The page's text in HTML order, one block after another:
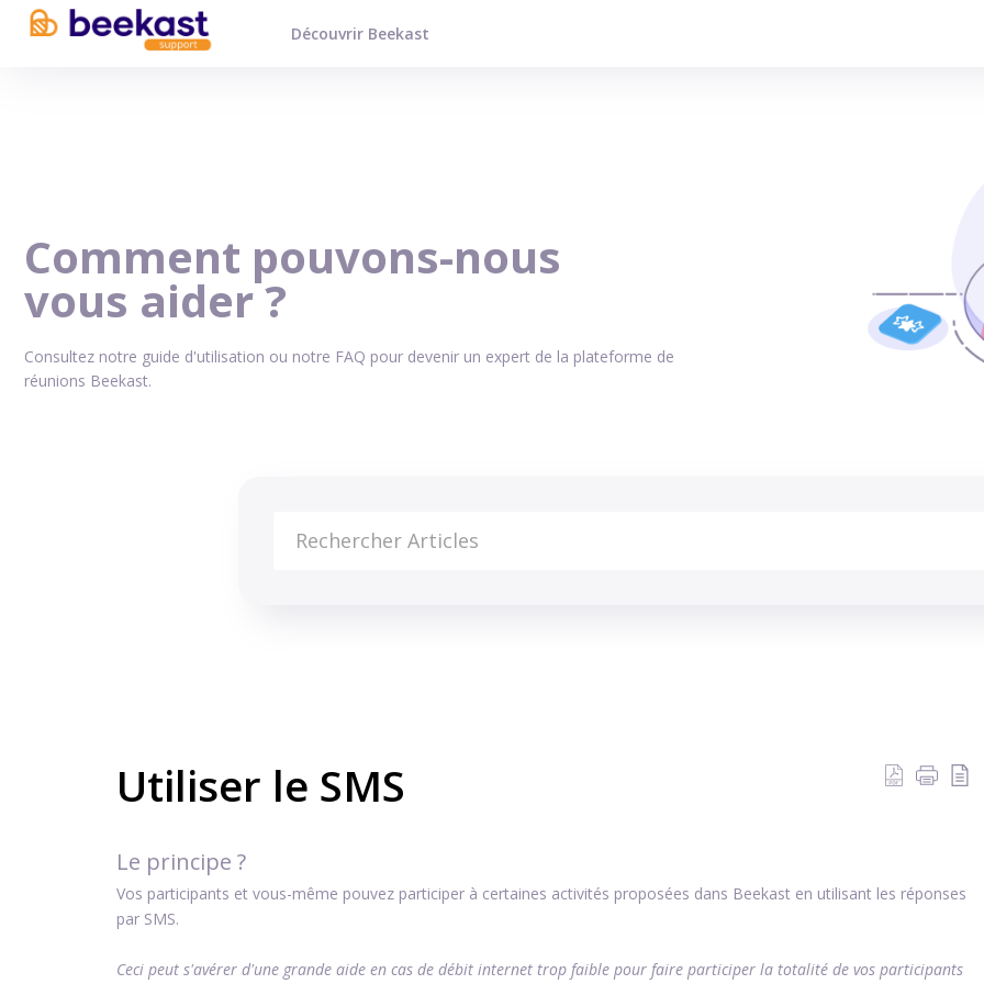
Découvrir Beekast
Comment pouvons-nous
vous aider ?
Consultez notre guide d'utilisation ou notre FAQ pour devenir un expert de la plateforme de
réunions Beekast.
Utiliser le SMS
Le principe ?
Vos participants et vous-même pouvez participer à certaines activités proposées dans Beekast en utilisant les réponses
par SMS.
Ceci peut s'avérer d'une grande aide en cas de débit internet trop faible pour faire participer la totalité de vos participants